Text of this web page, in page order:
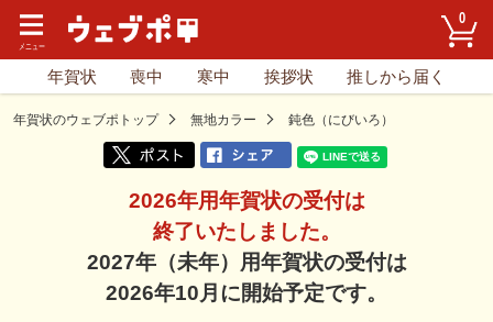
0
年賀状 喪中 寒中 挨拶状 推しから届く
年賀状のウェブポトップ 無地カラー 鈍色（にびいろ）
2026年用年賀状の受付は
終了いたしました。
2027年（未年）用年賀状の受付は
2026年10月に開始予定です。